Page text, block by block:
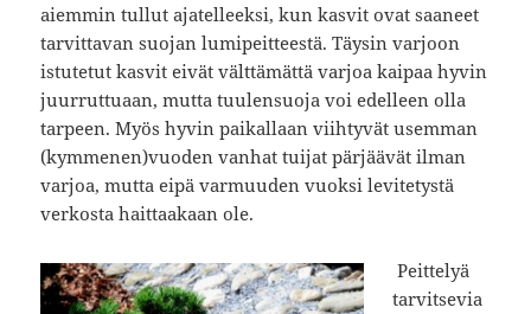
aiemmin tullut ajatelleeksi, kun kasvit ovat saaneet
tarvittavan suojan lumipeitteestä. Täysin varjoon
istutetut kasvit eivät välttämättä varjoa kaipaa hyvin
juurruttuaan, mutta tuulensuoja voi edelleen olla
tarpeen. Myös hyvin paikallaan viihtyvät usemman
(kymmenen)vuoden vanhat tuijat pärjäävät ilman
varjoa, mutta eipä varmuuden vuoksi levitetystä
verkosta haittaakaan ole.
Peittelyä
tarvitsevia